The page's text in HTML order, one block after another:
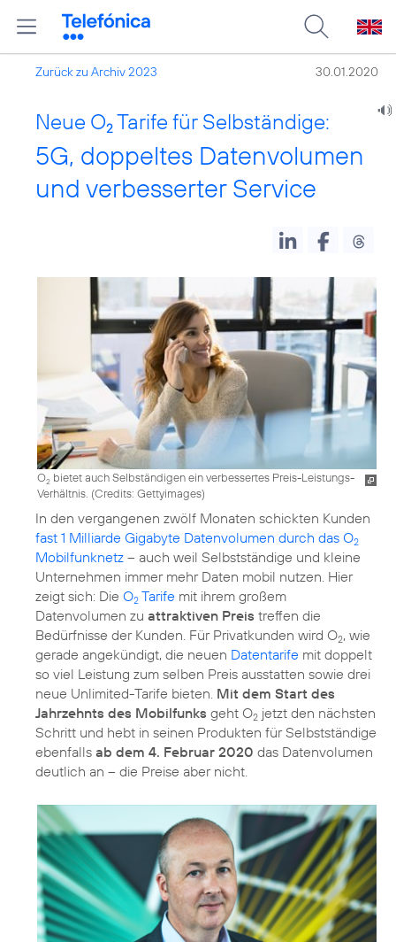
Zurück zu Archiv 2023 30.01.2020
Neue O2 Tarife für Selbständige:
5G, doppeltes Datenvolumen
und verbesserter Service
O2 bietet auch Selbständigen ein verbessertes Preis-Leistungs-
Verhältnis. (Credits: Gettyimages)
In den vergangenen zwölf Monaten schickten Kunden
fast 1 Milliarde Gigabyte Datenvolumen durch das O2
Mobilfunknetz – auch weil Selbstständige und kleine
Unternehmen immer mehr Daten mobil nutzen. Hier
zeigt sich: Die O2 Tarife mit ihrem großem
Datenvolumen zu attraktiven Preis treffen die
Bedürfnisse der Kunden. Für Privatkunden wird O2, wie
gerade angekündigt, die neuen Datentarife mit doppelt
so viel Leistung zum selben Preis ausstatten sowie drei
neue Unlimited-Tarife bieten. Mit dem Start des
Jahrzehnts des Mobilfunks geht O2 jetzt den nächsten
Schritt und hebt in seinen Produkten für Selbstständige
ebenfalls ab dem 4. Februar 2020 das Datenvolumen
deutlich an – die Preise aber nicht.